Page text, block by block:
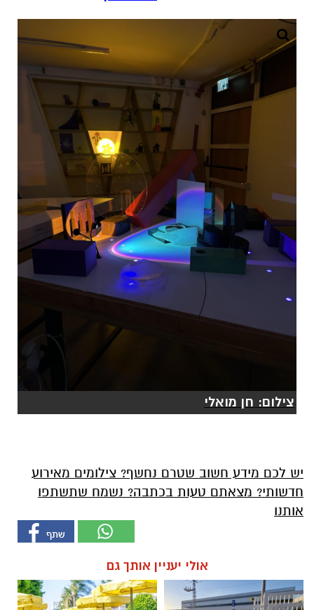
צילום: חן מואלי
יש לכם מידע חשוב שטרם נחשף? צילומים מאירוע
חדשותי? מצאתם טעות בכתבה? נשמח שתשתפו
אותנו
אולי יעניין אותך גם